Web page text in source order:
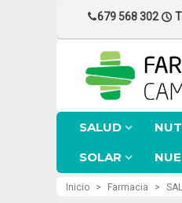
679 568 302
SALUD
SOLAR
Inicio > Farmacia >